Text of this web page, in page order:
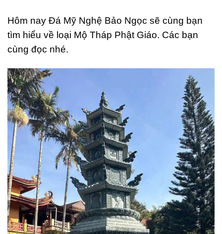
Hôm nay Đá Mỹ Nghệ Bảo Ngọc sẽ cùng bạn
tìm hiểu về loại Mộ Tháp Phật Giáo. Các bạn
cùng đọc nhé.